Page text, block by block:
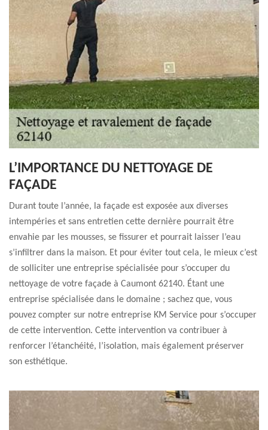
L’IMPORTANCE DU NETTOYAGE DE
FAÇADE
Durant toute l’année, la façade est exposée aux diverses
intempéries et sans entretien cette dernière pourrait être
envahie par les mousses, se fissurer et pourrait laisser l’eau
s’infiltrer dans la maison. Et pour éviter tout cela, le mieux c’est
de solliciter une entreprise spécialisée pour s’occuper du
nettoyage de votre façade à Caumont 62140. Étant une
entreprise spécialisée dans le domaine ; sachez que, vous
pouvez compter sur notre entreprise KM Service pour s’occuper
de cette intervention. Cette intervention va contribuer à
renforcer l’étanchéité, l’isolation, mais également préserver
son esthétique.